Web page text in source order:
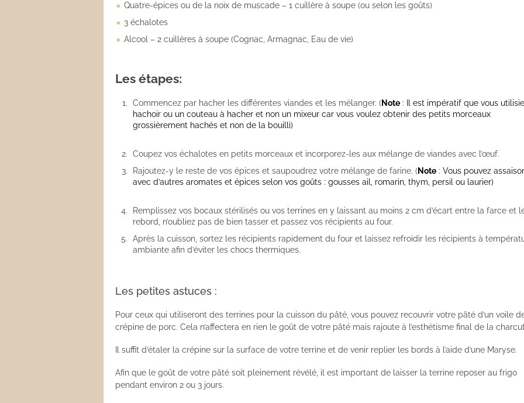
Quatre-épices ou de la noix de muscade – 1 cuillère à soupe (ou selon les goûts)
3 échalotes
Alcool – 2 cuillères à soupe (Cognac, Armagnac, Eau de vie)
Les étapes:
Commencez par hacher les différentes viandes et les mélanger. (Note : Il est impératif que vous
hachoir ou un couteau à hacher et non un mixeur car vous voulez obtenir des petits morceaux
grossièrement hachés et non de la bouilli)
Coupez vos échalotes en petits morceaux et incorporez-les aux mélange de viandes avec l’œuf.
Rajoutez-y le reste de vos épices et saupoudrez votre mélange de farine. (Note : Vous pouvez
avec d’autres aromates et épices selon vos goûts : gousses ail, romarin, thym, persil ou laurier)
Remplissez vos bocaux stérilisés ou vos terrines en y laissant au moins 2 cm d’écart entre la farce et
rebord, n’oubliez pas de bien tasser et passez vos récipients au four.
Après la cuisson, sortez les récipients rapidement du four et laissez refroidir les récipients à
ambiante afin d’éviter les chocs thermiques.
Les petites astuces :
Pour ceux qui utiliseront des terrines pour la cuisson du pâté, vous pouvez recouvrir votre pâté d’un voile
crépine de porc. Cela n’affectera en rien le goût de votre pâté mais rajoute à l’esthétisme final de la
Il suffit d’étaler la crépine sur la surface de votre terrine et de venir replier les bords à l’aide d’une Maryse.
Afin que le goût de votre pâté soit pleinement révélé, il est important de laisser la terrine reposer au frigo
pendant environ 2 ou 3 jours.